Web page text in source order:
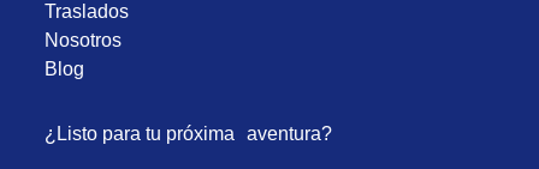
Traslados
Nosotros
Blog
¿Listo para tu próxima aventura?